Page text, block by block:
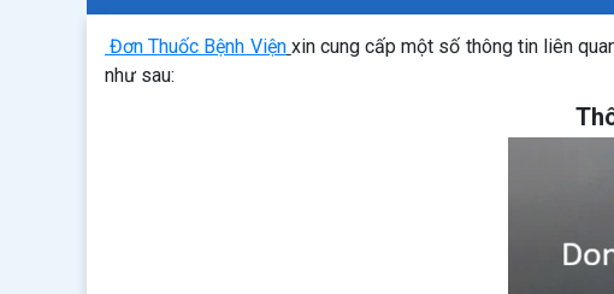
Đơn Thuốc Bệnh Viện xin cung cấp một số thông tin liên
như sau: